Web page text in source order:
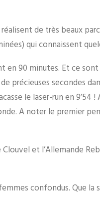
de très beaux
qui connaissent
90 minutes. Et ce
secondes
le laser-run en 9’54
A noter le premier
et l’Allemande
confondus. Que